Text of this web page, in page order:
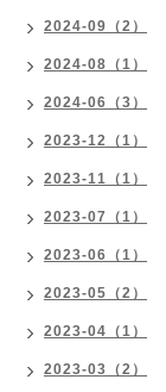
2024-09（2）
2024-08（1）
2024-06（3）
2023-12（1）
2023-11（1）
2023-07（1）
2023-06（1）
2023-05（2）
2023-04（1）
2023-03（2）